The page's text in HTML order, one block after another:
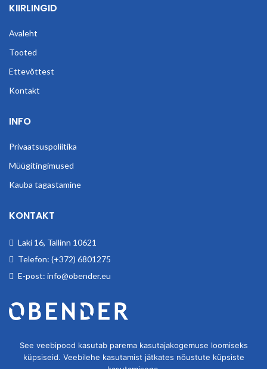
KIIRLINGID
Avaleht
Tooted
Ettevõttest
Kontakt
INFO
Privaatsuspoliitika
Müügitingimused
Kauba tagastamine
KONTAKT
Laki 16, Tallinn 10621
Telefon: (+372) 6801275
E-post: info@obender.eu
See veebipood kasutab parema kasutajakogemuse loomiseks
küpsiseid. Veebilehe kasutamist jätkates nõustute küpsiste